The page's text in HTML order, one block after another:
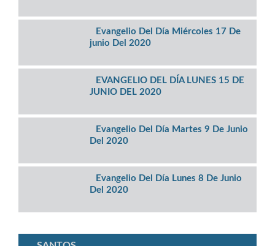
Evangelio Del Día Miércoles 17 De
junio Del 2020
EVANGELIO DEL DÍA LUNES 15 DE
JUNIO DEL 2020
Evangelio Del Día Martes 9 De Junio
Del 2020
Evangelio Del Día Lunes 8 De Junio
Del 2020